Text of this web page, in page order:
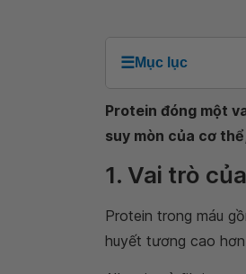
☰Mục lục
Protein đóng một
suy mòn của cơ
1. Vai trò
Protein trong máu
huyết tương cao